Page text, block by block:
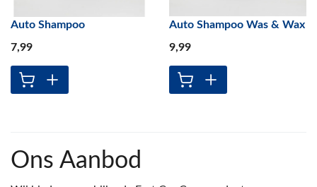
Auto Shampoo
7,99
Auto Shampoo Was & Wax
9,99
Ons Aanbod